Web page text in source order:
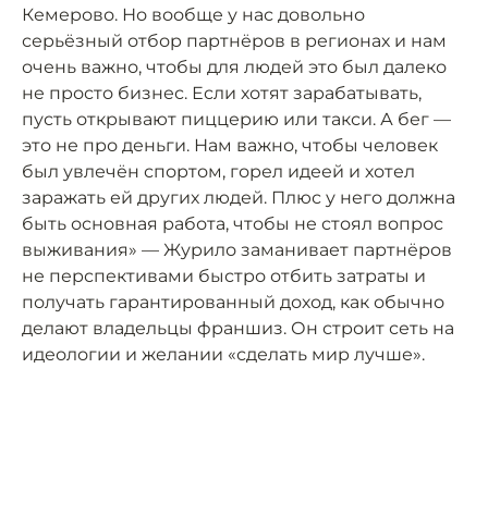
Кемерово. Но вообще у нас довольно
серьёзный отбор партнёров в регионах и нам
очень важно, чтобы для людей это был далеко
не просто бизнес. Если хотят зарабатывать,
пусть открывают пиццерию или такси. А бег —
это не про деньги. Нам важно, чтобы человек
был увлечён спортом, горел идеей и хотел
заражать ей других людей. Плюс у него должна
быть основная работа, чтобы не стоял вопрос
выживания» — Журило заманивает партнёров
не перспективами быстро отбить затраты и
получать гарантированный доход, как обычно
делают владельцы франшиз. Он строит сеть на
идеологии и желании «сделать мир лучше».